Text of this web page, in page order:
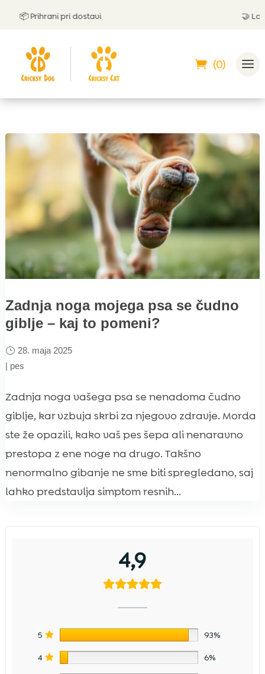
📦 Prihrani pri dostavi
(0)
Zadnja noga mojega psa se čudno
giblje – kaj to pomeni?
28. maja 2025
| pes
Zadnja noga vašega psa se nenadoma čudno
giblje, kar vzbuja skrbi za njegovo zdravje. Morda
ste že opazili, kako vaš pes šepa ali nenaravno
prestopa z ene noge na drugo. Takšno
nenormalno gibanje ne sme biti spregledano, saj
lahko predstavlja simptom resnih...
4,9
5 93%
4 6%